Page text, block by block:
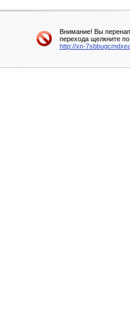
Внимание! Вы
перехода щелкните
http://xn-